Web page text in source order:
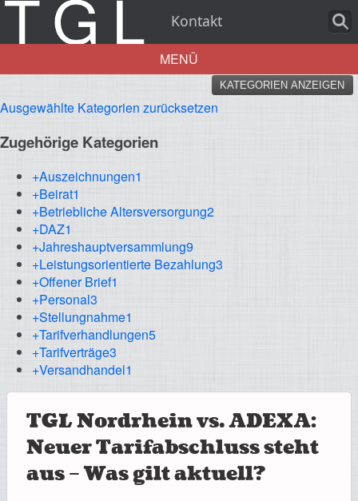
Kontakt
Aktuelles
Impressionen
MENÜ
KATEGORIEN ANZEIGEN
Ausgewählte Kategorien zurücksetzen
Zugehörige Kategorien
+Auszeichnungen1
+Beirat1
+Betriebliche Altersversorgung2
+DAZ1
+Jahreshauptversammlung9
+Leistungsorientierte Bezahlung3
+Offener Brief1
+Personal3
+Stellungnahme1
+Tarifverhandlungen5
+Tarifverträge3
+Versandhandel1
TGL Nordrhein vs. ADEXA:
Neuer Tarifabschluss steht
aus – Was gilt aktuell?